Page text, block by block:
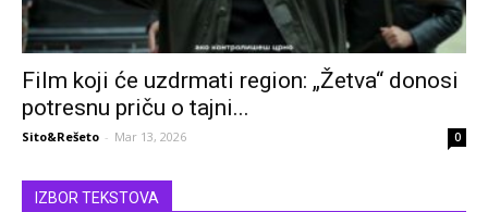
Film koji će uzdrmati region: „Žetva“ donosi
potresnu priču o tajni...
Sito&Rešeto - Mar 13, 2026 0
IZBOR TEKSTOVA